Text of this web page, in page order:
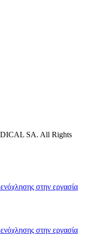
SA. All Rights
στην εργασία
στην εργασία